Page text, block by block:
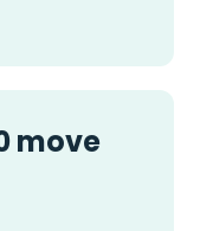
move